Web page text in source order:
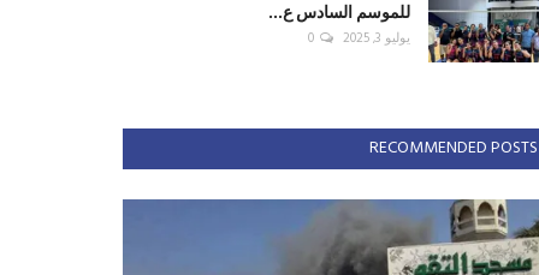
للموسم السادس ع...
يوليو 3, 2025 0
RECOMMENDED POSTS